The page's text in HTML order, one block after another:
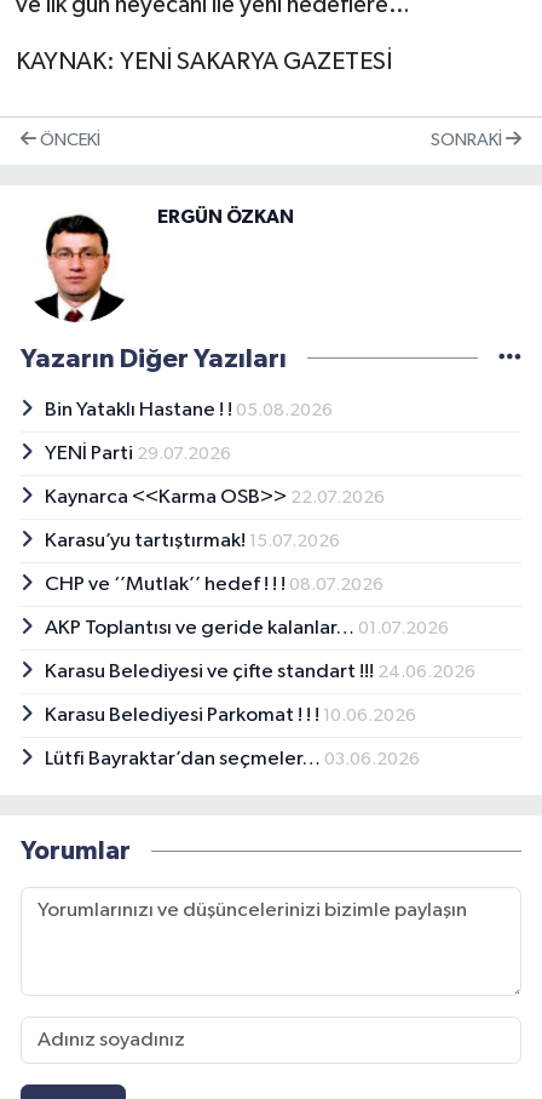
ve ilk gün heyecanı ile yeni hedeflere…
KAYNAK: YENİ SAKARYA GAZETESİ
ÖNCEKI SONRAKI
ERGÜN ÖZKAN
Yazarın Diğer Yazıları
Bin Yataklı Hastane ! ! 05.08.2026
YENİ Parti 29.07.2026
Kaynarca <<Karma OSB>> 22.07.2026
Karasu’yu tartıştırmak! 15.07.2026
CHP ve ‘’Mutlak’’ hedef ! ! ! 08.07.2026
AKP Toplantısı ve geride kalanlar… 01.07.2026
Karasu Belediyesi ve çifte standart !!! 24.06.2026
Karasu Belediyesi Parkomat ! ! ! 10.06.2026
Lütfi Bayraktar’dan seçmeler… 03.06.2026
Yorumlar